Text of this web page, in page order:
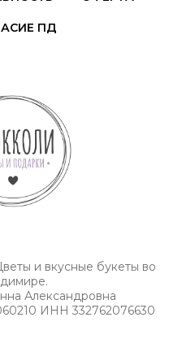
ПД
и вкусные букеты во
Александровна
ИНН 332762076630